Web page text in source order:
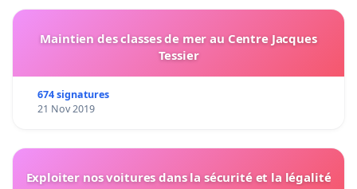
Maintien des classes de mer au Centre Jacques
Tessier
674 signatures
21 Nov 2019
Exploiter nos voitures dans la sécurité et la légalité